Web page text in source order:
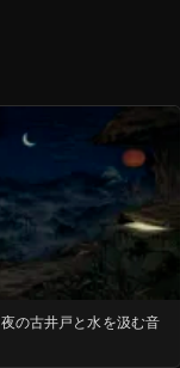
夜の古井戸と水を汲む音